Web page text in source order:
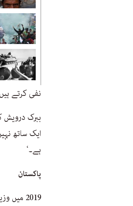
نفی کرتے
ببرک درویش
ایک ساتھ
ہے۔‘
پاکستان
2019